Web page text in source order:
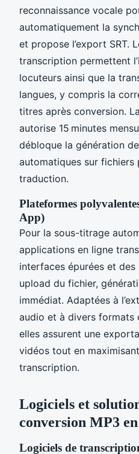
reconnaissance vocale
automatiquement la
et propose l’export SRT.
transcription permettent
locuteurs ainsi que la
langues, y compris la
titres après conversion.
autorise 15 minutes
débloque la génération
automatiques sur fichiers
traduction.
Plateformes
App)
Pour la sous-titrage
applications en ligne
interfaces épurées et des
upload du fichier,
immédiat. Adaptées à
audio et à divers formats
elles assurent une
vidéos tout en
transcription.
Logiciels et
conversion MP3
Logiciels de